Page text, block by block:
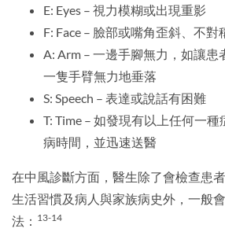
E: Eyes – 視力模糊或出現重影
F: Face – 臉部或嘴角歪斜、不對
A: Arm – 一邊手腳無力，如讓患
一隻手臂無力地垂落
S: Speech – 表達或說話有困難
T: Time – 如發現有以上任何一
病時間，並迅速送醫
在中風診斷方面，醫生除了會檢查患
生活習慣及病人與家族病史外，一般
法： 13-14